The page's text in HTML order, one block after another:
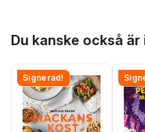
Du kanske också
Signerad!